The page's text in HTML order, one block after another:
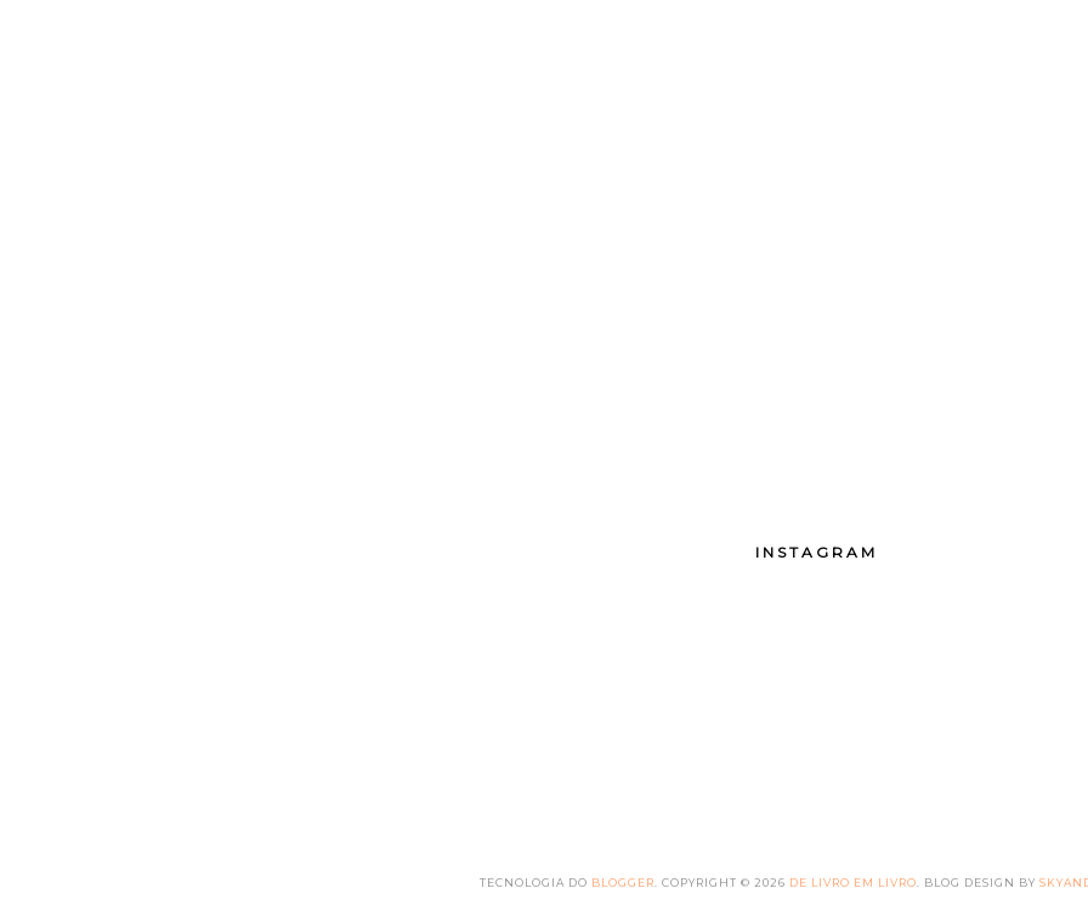
INSTAGRAM
TECNOLOGIA DO BLOGGER COPYRIGHT © 2026 DE LIVRO EM LIVRO . BLOG DESIGN BY